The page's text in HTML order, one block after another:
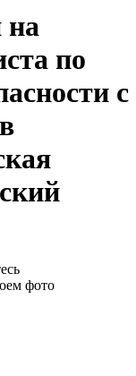
на
по
с
фото